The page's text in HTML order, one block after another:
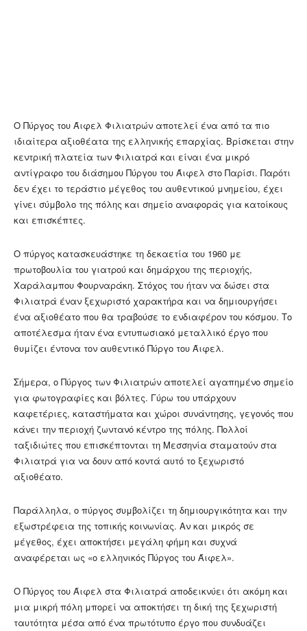
Ο Πύργος του Άιφελ Φιλιατρών αποτελεί ένα από τα πιο
ιδιαίτερα αξιοθέατα της ελληνικής επαρχίας. Βρίσκεται στην
κεντρική πλατεία των Φιλιατρά και είναι ένα μικρό
αντίγραφο του διάσημου Πύργου του Άιφελ στο Παρίσι. Παρότι
δεν έχει το τεράστιο μέγεθος του αυθεντικού μνημείου, έχει
γίνει σύμβολο της πόλης και σημείο αναφοράς για κατοίκους
και επισκέπτες.
Ο πύργος κατασκευάστηκε τη δεκαετία του 1960 με
πρωτοβουλία του γιατρού και δημάρχου της περιοχής,
Χαράλαμπου Φουρναράκη. Στόχος του ήταν να δώσει στα
Φιλιατρά έναν ξεχωριστό χαρακτήρα και να δημιουργήσει
ένα αξιοθέατο που θα τραβούσε το ενδιαφέρον του κόσμου. Το
αποτέλεσμα ήταν ένα εντυπωσιακό μεταλλικό έργο που
θυμίζει έντονα τον αυθεντικό Πύργο του Άιφελ.
Σήμερα, ο Πύργος των Φιλιατρών αποτελεί αγαπημένο σημείο
για φωτογραφίες και βόλτες. Γύρω του υπάρχουν
καφετέριες, καταστήματα και χώροι συνάντησης, γεγονός που
κάνει την περιοχή ζωντανό κέντρο της πόλης. Πολλοί
ταξιδιώτες που επισκέπτονται τη Μεσσηνία σταματούν στα
Φιλιατρά για να δουν από κοντά αυτό το ξεχωριστό
αξιοθέατο.
Παράλληλα, ο πύργος συμβολίζει τη δημιουργικότητα και την
εξωστρέφεια της τοπικής κοινωνίας. Αν και μικρός σε
μέγεθος, έχει αποκτήσει μεγάλη φήμη και συχνά
αναφέρεται ως «ο ελληνικός Πύργος του Άιφελ».
Ο Πύργος του Άιφελ στα Φιλιατρά αποδεικνύει ότι ακόμη και
μια μικρή πόλη μπορεί να αποκτήσει τη δική της ξεχωριστή
ταυτότητα μέσα από ένα πρωτότυπο έργο που συνδυάζει